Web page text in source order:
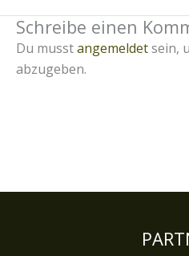
Schreibe einen
Du musstangemeldetsein,
abzugeben.